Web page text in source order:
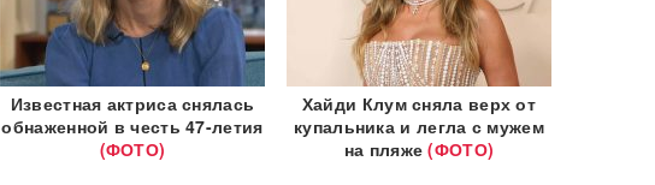
Известная актриса снялась
обнаженной в честь 47-летия
(ФОТО)
Хайди Клум сняла верх от
купальника и легла с мужем
на пляже (ФОТО)